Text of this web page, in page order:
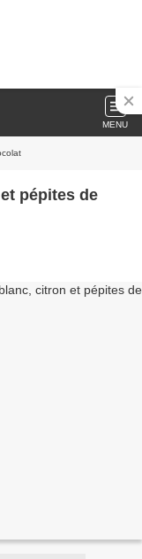
MENU
pépites de